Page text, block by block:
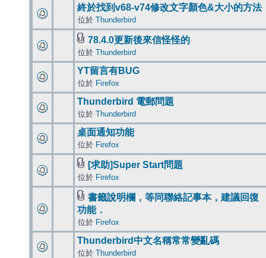
終於找到v68-v74修改文字顏色&大小的方法
位於 Thunderbird
78.4.0更新後來信怪怪的
位於 Thunderbird
YT留言有BUG
位於 Firefox
Thunderbird 電郵問題
位於 Thunderbird
桌面通知功能
位於 Firefox
[求助]Super Start問題
位於 Firefox
書籤說明欄，等同聯絡記事本，建議回復
功能．
位於 Firefox
Thunderbird中文名稱常常變亂碼
位於 Thunderbird